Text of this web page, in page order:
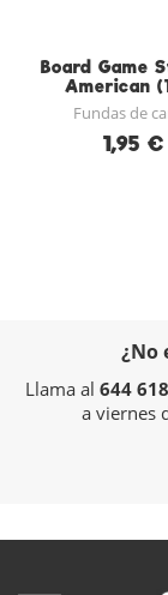
Board Game
American
Fundas de
1,95 €
¿No
Llama al 644
a viernes